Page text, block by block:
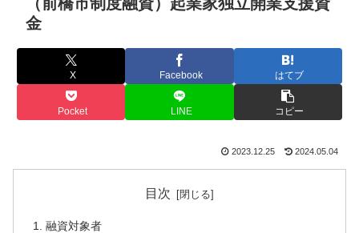
金
X Facebook はてブ
Pocket LINE コピー
2023.12.25 2024.05.04
目次
融資対象者